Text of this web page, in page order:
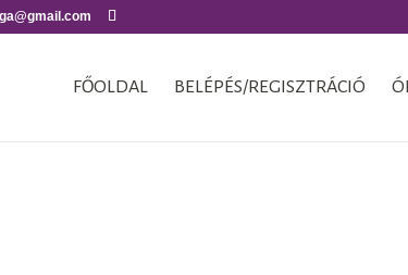
FŐOLDAL BELÉPÉS/REGISZTRÁCIÓ